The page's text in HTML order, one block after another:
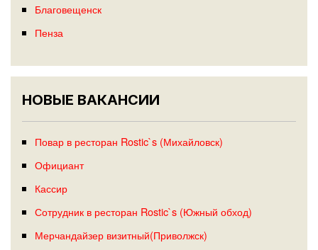
Благовещенск
Пенза
НОВЫЕ ВАКАНСИИ
Повар в ресторан Rostic`s (Михайловск)
Официант
Кассир
Сотрудник в ресторан Rostic`s (Южный обход)
Мерчандайзер визитный(Приволжск)